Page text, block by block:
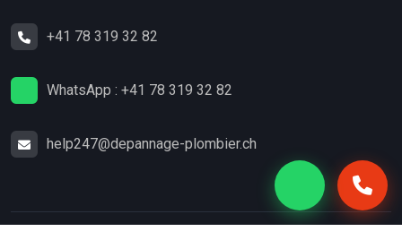
+41 78 319 32 82
WhatsApp : +41 78 319 32 82
help247@depannage-plombier.ch